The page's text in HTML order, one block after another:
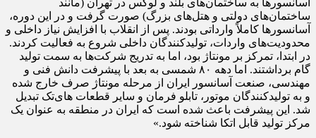
آسانسورها به ساختمان‌های بلند و لوکس در تهران (مانند
ساختمان‌های دولتی و هتل‌های بزرگ) صورت گرفت و در این دوره،
آسانسورها کاملاً وارداتی بودند. پس از انقلاب با افزایش نیاز داخلی و
محدودیت‌های واردات، تولیدکنندگان داخلی شروع به فعالیت کردند.
در ابتدا، تمرکز بر مونتاژ بود، اما به تدریج شرکت‌ها به سمت تولید
گام برداشتند. اما دهه ۸۰ شمسی به بعد با پیشرفت دانش فنی و
مهندسی، صنعت آسانسور ایران از مرحله مونتاژ صرف خارج شده
و به تولیدکنندگان موتور، تابلو فرمان و سایر قطعات های‌تک تبدیل
شد. این پیشرفت باعث شده است که ایران در منطقه به عنوان یک
مرکز تولید قابل اتکا شناخته شود.»